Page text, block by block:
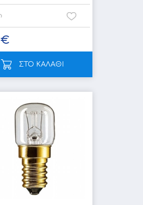
€
ΣΤΟ ΚΑΛΑΘΙ